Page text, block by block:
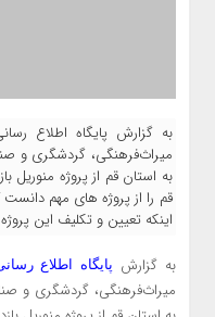
به گزارش پایگاه اطلاع
میراث‌فرهنگی، گردشگری و
به استان قم از پروژه منوریل
قم را از پروژه های مهم
اینکه تعیین و تکلیف این
به گزارش پایگاه اطلاع
میراث‌فرهنگی، گردشگری و